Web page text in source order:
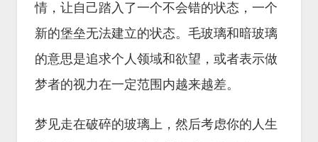
情，让自己踏入了一个不会错的状态，一个
新的堡垒无法建立的状态。毛玻璃和暗玻璃
的意思是追求个人领域和欲望，或者表示做
梦者的视力在一定范围内越来越差。
梦见走在破碎的玻璃上，然后考虑你的人生